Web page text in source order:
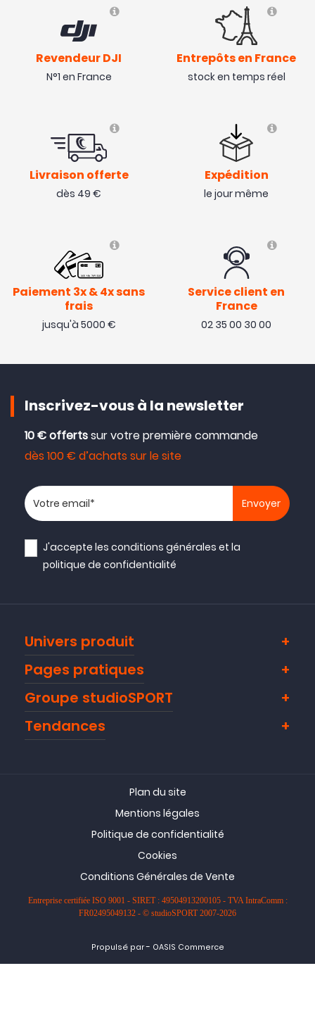
Revendeur DJI
N°1 en France
Entrepôts en France
stock en temps réel
Livraison offerte
dès 49 €
Expédition
le jour même
Paiement 3x & 4x sans
frais
jusqu'à 5000 €
Service client en
France
02 35 00 30 00
Inscrivez-vous à la newsletter
10 € offertssur votre première commande
dès 100 € d’achats sur le site
Votre adresse email
J'accepte lesconditions générales et la
politique de confidentialité
Univers produit
Pages pratiques
Groupe studioSPORT
Tendances
Plan du site
Mentions légales
Politique de confidentialité
Cookies
Conditions Générales de Vente
Entreprise certifiée ISO 9001 - SIRET : 49504913200105 - TVA IntraComm :
FR02495049132 - © studioSPORT 2007-2026
Propulsé par- OASIS Commerce